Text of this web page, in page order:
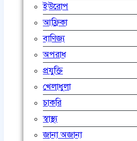
ইউরোপ
আফ্রিকা
বাণিজ্য
অপরাধ
প্রযুক্তি
খেলাধুলা
চাকরি
স্বাস্থ্য
জানা অজানা